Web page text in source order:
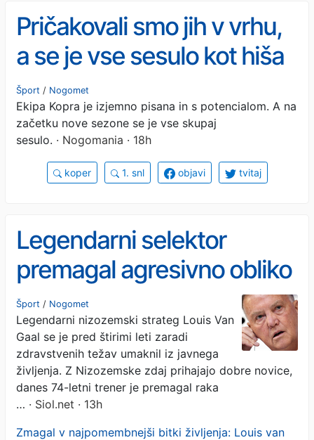
Pričakovali smo jih v vrhu,
a se je vse sesulo kot hiša
iz kart! Koper v primežu
neuspeha, škandalov in
nediscipline
Šport / Nogomet
Ekipa Kopra je izjemno pisana in s potencialom. A na
začetku nove sezone se je vse skupaj
sesulo. · Nogomania · 18h
koper 1. snl objavi tvitaj
Legendarni selektor
premagal agresivno obliko
raka, zdaj se želi vrniti
Šport / Nogomet
Legendarni nizozemski strateg Louis Van
Gaal se je pred štirimi leti zaradi
zdravstvenih težav umaknil iz javnega
življenja. Z Nizozemske zdaj prihajajo dobre novice,
danes 74-letni trener je premagal raka
… · Siol.net · 13h
Zmagal v najpomembnejši bitki življenja: Louis van